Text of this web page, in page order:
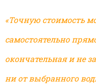
«Точную стоимость
самостоятельно
окончательная и не
ни от выбранного